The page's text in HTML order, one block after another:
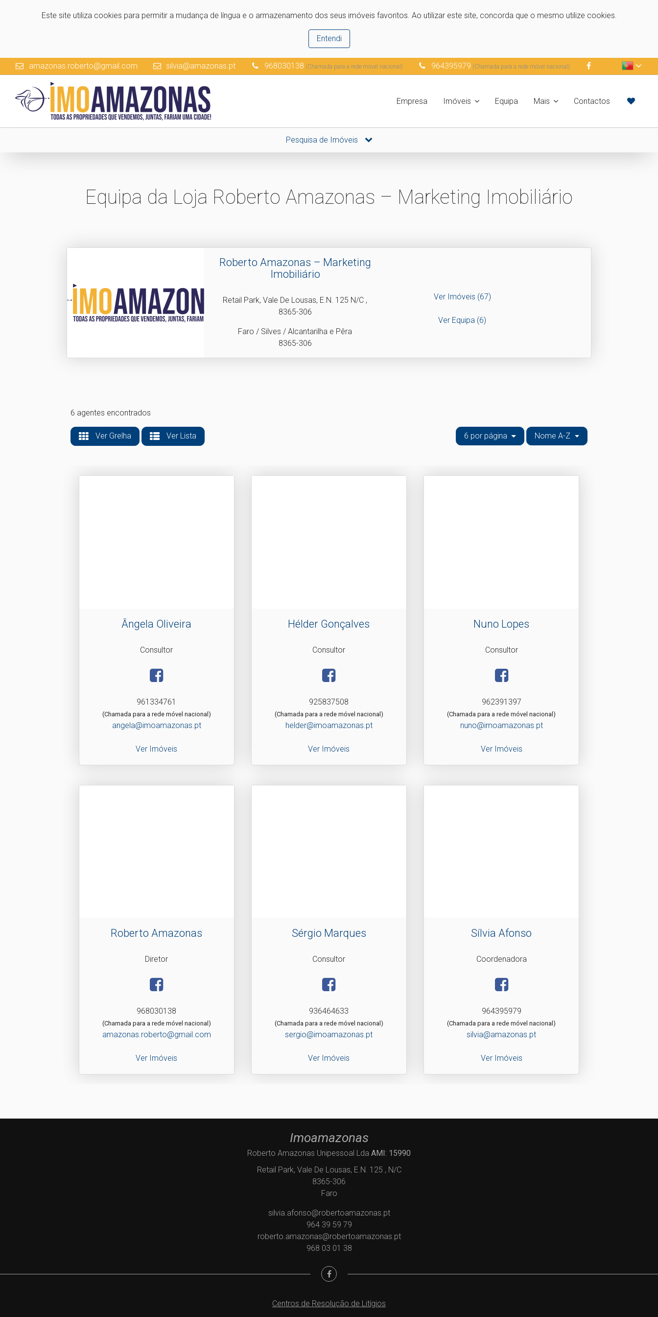
Este site utiliza cookies para permitir a mudança de língua e o armazenamento dos seus imóveis favoritos. Ao utilizar este site, concorda que o mesmo utilize cookies.
Entendi
amazonas.roberto@gmail.com silvia@amazonas.pt 968030138 (Chamada para a rede móvel nacional) 964395979 (Chamada para a rede móvel nacional)
Empresa Imóveis Equipa Mais Contactos
Pesquisa de Imóveis
Equipa da Loja Roberto Amazonas – Marketing Imobiliário
Roberto Amazonas – Marketing
Imobiliário
Retail Park, Vale De Lousas, E.N. 125 N/C ,
8365-306
Faro / Silves / Alcantarilha e Pêra
8365-306
Ver Imóveis (67)
Ver Equipa (6)
6 agentes encontrados
Ver Grelha Ver Lista 6 por página Nome A-Z
Ângela Oliveira
Consultor
961334761
(Chamada para a rede móvel nacional)
angela@imoamazonas.pt
Ver Imóveis
Hélder Gonçalves
Consultor
925837508
(Chamada para a rede móvel nacional)
helder@imoamazonas.pt
Ver Imóveis
Nuno Lopes
Consultor
962391397
(Chamada para a rede móvel nacional)
nuno@imoamazonas.pt
Ver Imóveis
Roberto Amazonas
Diretor
968030138
(Chamada para a rede móvel nacional)
amazonas.roberto@gmail.com
Ver Imóveis
Sérgio Marques
Consultor
936464633
(Chamada para a rede móvel nacional)
sergio@imoamazonas.pt
Ver Imóveis
Sílvia Afonso
Coordenadora
964395979
(Chamada para a rede móvel nacional)
silvia@amazonas.pt
Ver Imóveis
Imoamazonas
Roberto Amazonas Unipessoal Lda AMI: 15990
Retail Park, Vale De Lousas, E.N. 125 , N/C
8365-306
Faro
silvia.afonso@robertoamazonas.pt
964 39 59 79
roberto.amazonas@robertoamazonas.pt
968 03 01 38
Centros de Resolução de Litígios